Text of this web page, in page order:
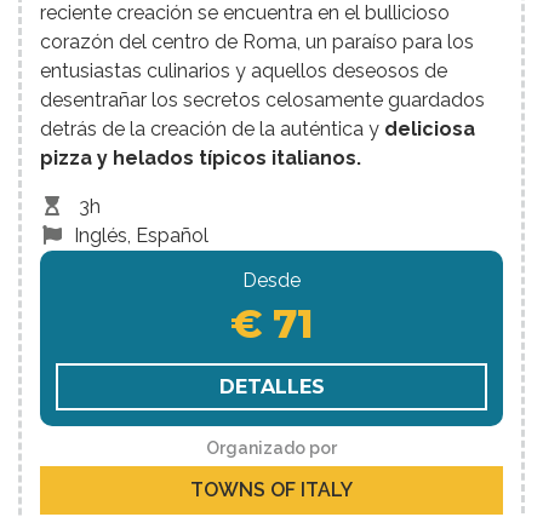
reciente creación se encuentra en el bullicioso
corazón del centro de Roma, un paraíso para los
entusiastas culinarios y aquellos deseosos de
desentrañar los secretos celosamente guardados
detrás de la creación de la auténtica y deliciosa
pizza y helados típicos italianos.
3h
Inglés, Español
Desde
€ 71
DETALLES
Organizado por
TOWNS OF ITALY